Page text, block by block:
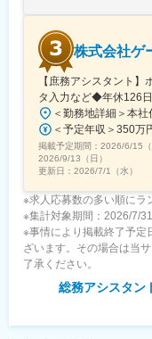
変更の範囲：会社
株式会社ゲ
【庶務アシスタント
タ入力など◆年休126
掲載予定期間： 2026/6/15（
2026/9/13（日）
更新日： 2026/7/1（水）
※求人応募数の多い順にラ
※集計対象期間：2026/7/
※事情により掲載終了予定
ざいます。その場合は当
了承ください。
総務アシスタン